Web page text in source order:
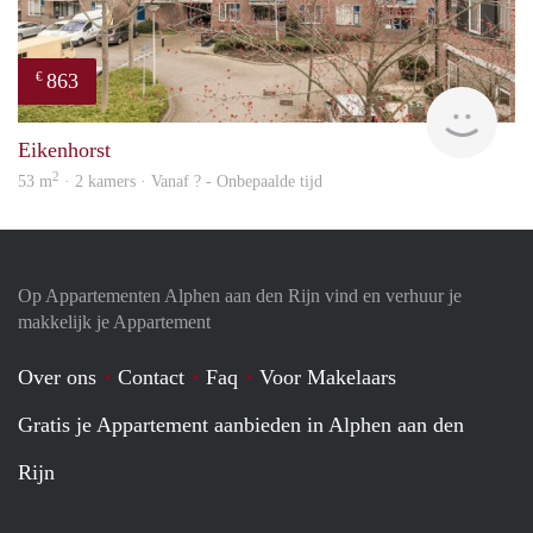
€ 863
Eikenhorst
53 m2 · 2 kamers · Vanaf ? - Onbepaalde tijd
Op Appartementen Alphen aan den Rijn vind en verhuur je
makkelijk je Appartement
Over ons Contact Faq
Voor Makelaars
Gratis je Appartement aanbieden in Alphen aan den
Rijn